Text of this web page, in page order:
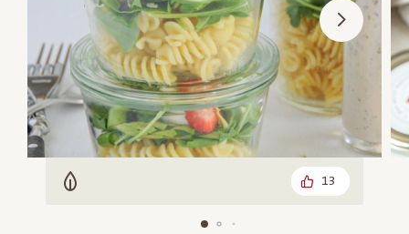
Vegetarisch 13